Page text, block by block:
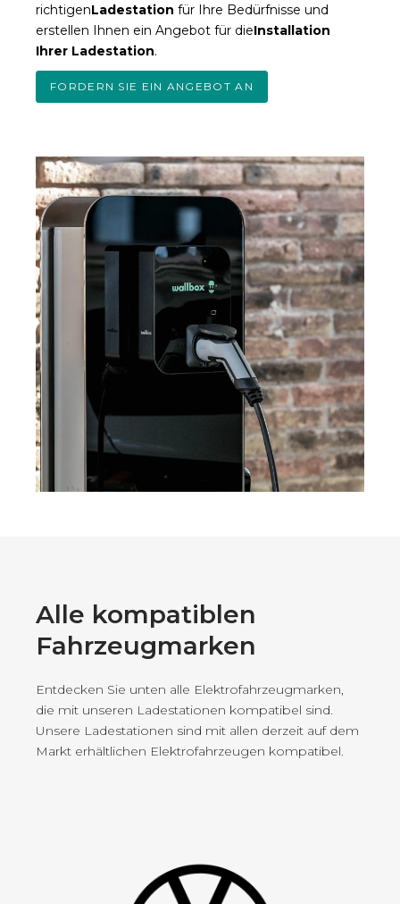
richtigenLadestation für Ihre Bedürfnisse und
erstellen Ihnen ein Angebot für dieInstallation
Ihrer Ladestation.
FORDERN SIE EIN ANGEBOT AN
Alle kompatiblen
Fahrzeugmarken
Entdecken Sie unten alle Elektrofahrzeugmarken,
die mit unseren Ladestationen kompatibel sind.
Unsere Ladestationen sind mit allen derzeit auf dem
Markt erhältlichen Elektrofahrzeugen kompatibel.